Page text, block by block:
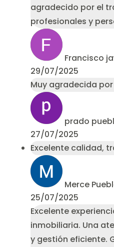
agradecido por el
profesionales y
Francisco
29/07/2025
Muy agradecida
prado
27/07/2025
Excelente calidad,
Merce
25/07/2025
Excelente
inmobiliaria. Una
y gestión eficiente.